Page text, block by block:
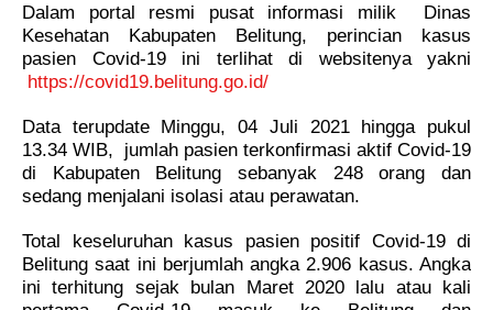
Dalam portal resmi pusat informasi milik
Dinas
Kesehatan Kabupaten Belitung, perincian kasus
pasien Covid-19 ini terlihat di websitenya yakni
https://covid19.belitung.go.id/
Data terupdate Minggu, 04 Juli 2021 hingga pukul
13.34 WIB, jumlah pasien terkonfirmasi aktif Covid-19
di Kabupaten Belitung sebanyak 248 orang dan
sedang menjalani isolasi atau perawatan.
Total keseluruhan kasus pasien positif Covid-19 di
Belitung saat ini berjumlah angka 2.906 kasus. Angka
ini terhitung sejak bulan Maret 2020 lalu atau kali